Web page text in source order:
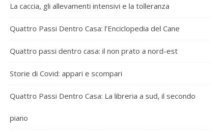
La caccia, gli allevamenti intensivi e la tolleranza
Quattro Passi Dentro Casa: l’Enciclopedia del Cane
Quattro passi dentro casa: il non prato a nord-est
Storie di Covid: appari e scompari
Quattro Passi Dentro Casa: La libreria a sud, il secondo
piano